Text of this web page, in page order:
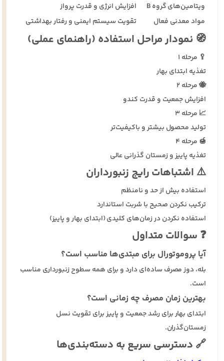
ویتامین‌های گروه B
افزایش انرژی و قدرت پرواز
مواد معدنی فعال
تقویت سیستم ایمنی و رفتار بهداشتی
🧭 نمودار مراحل استفاده (راهنمای عملی)
🥄 مرحله ۱
تغذیه ابتدای بهار
🐝 مرحله ۲
افزایش جمعیت و قدرت کندو
📈 مرحله ۳
تولید محصول بیشتر و باکیفیت‌تر
🍯 مرحله ۴
تغذیه پاییز و زمستان گذرانی عالی
⚠️ اشتباهات رایج زنبورداران
استفاده بیش از حد و نامنظم
ترکیب نکردن صحیح با شربت استاندارد
استفاده نکردن در زمان‌های کلیدی (ابتدای بهار و پاییز)
❓ سوالات متداول
آیا پروموتورال برای مبتدی‌ها مناسب است؟
بله، دوز مصرف ساده‌ای دارد و برای همه سطوح زنبورداری مناسب
است.
بهترین زمان مصرف چه زمانی است؟
ابتدای بهار برای رشد جمعیت و پاییز برای تقویت نسل
زمستان‌گذران.
🔗 دسترسی سریع به دسته‌بندی‌ها